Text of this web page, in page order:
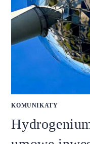
KOMUNIKATY